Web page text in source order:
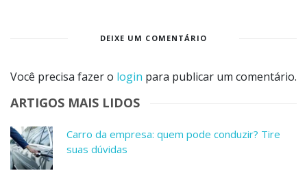
DEIXE UM COMENTÁRIO
Você precisa fazer o login para publicar um comentário.
ARTIGOS MAIS LIDOS
Carro da empresa: quem pode conduzir? Tire
suas dúvidas